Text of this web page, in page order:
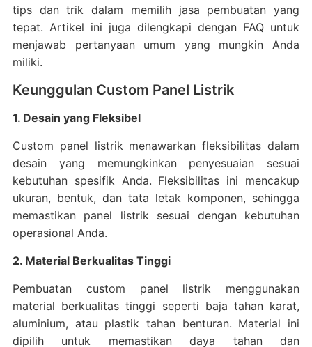
tips dan trik dalam memilih jasa pembuatan yang
tepat. Artikel ini juga dilengkapi dengan FAQ untuk
menjawab pertanyaan umum yang mungkin Anda
miliki.
Keunggulan Custom Panel Listrik
1. Desain yang Fleksibel
Custom panel listrik menawarkan fleksibilitas dalam
desain yang memungkinkan penyesuaian sesuai
kebutuhan spesifik Anda. Fleksibilitas ini mencakup
ukuran, bentuk, dan tata letak komponen, sehingga
memastikan panel listrik sesuai dengan kebutuhan
operasional Anda.
2. Material Berkualitas Tinggi
Pembuatan custom panel listrik menggunakan
material berkualitas tinggi seperti baja tahan karat,
aluminium, atau plastik tahan benturan. Material ini
dipilih untuk memastikan daya tahan dan